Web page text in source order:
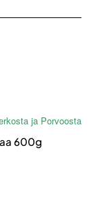
ja Porvoosta
600g